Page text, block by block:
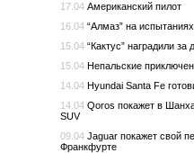
17.04 Американский пилот
16.04 “Алмаз” на испытаниях
15.04 “Кактус” наградили за
15.04 Непальские
14.04 Hyundai Santa Fe
14.04 Qoros покажет в
SUV
09.04 Jaguar покажет свой
Франкфурте